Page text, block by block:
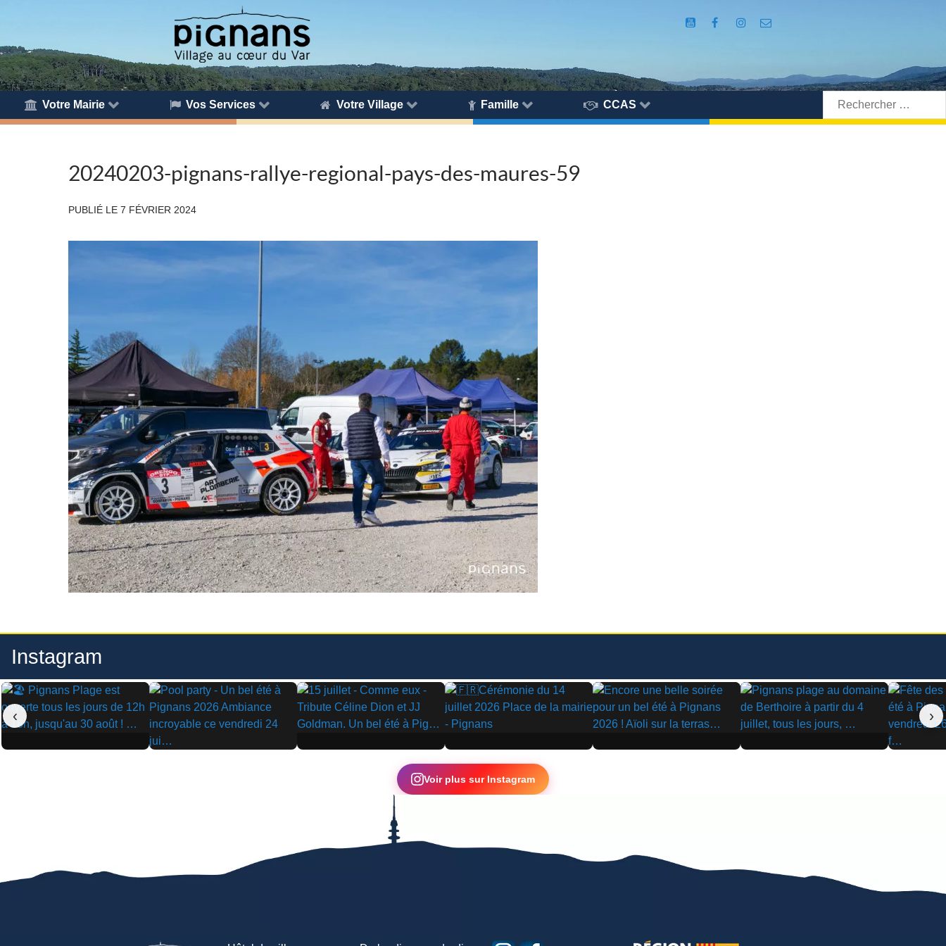
Votre Mairie Vos Services Votre Village Famille CCAS
Rechercher:
20240203-pignans-rallye-regional-pays-des-maures-59
PUBLIÉ LE 7 FÉVRIER 2024
Instagram
▶
▶
▶ ▶ ▶ ▶
▶
‹ ›
Voir plus sur Instagram